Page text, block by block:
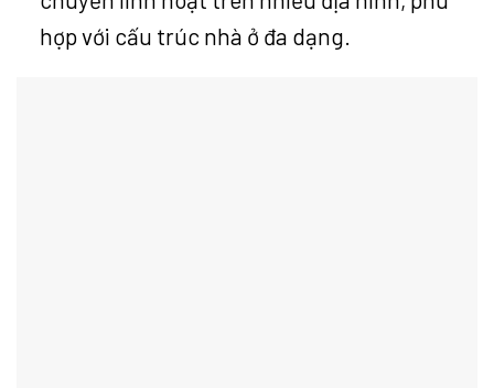
hợp với cấu trúc nhà ở đa dạng.